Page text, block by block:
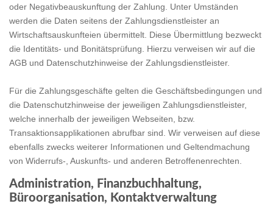
oder Negativbeauskunftung der Zahlung. Unter Umständen
werden die Daten seitens der Zahlungsdienstleister an
Wirtschaftsauskunfteien übermittelt. Diese Übermittlung bezweckt
die Identitäts- und Bonitätsprüfung. Hierzu verweisen wir auf die
AGB und Datenschutzhinweise der Zahlungsdienstleister.
Für die Zahlungsgeschäfte gelten die Geschäftsbedingungen und
die Datenschutzhinweise der jeweiligen Zahlungsdienstleister,
welche innerhalb der jeweiligen Webseiten, bzw.
Transaktionsapplikationen abrufbar sind. Wir verweisen auf diese
ebenfalls zwecks weiterer Informationen und Geltendmachung
von Widerrufs-, Auskunfts- und anderen Betroffenenrechten.
Administration, Finanzbuchhaltung,
Büroorganisation, Kontaktverwaltung